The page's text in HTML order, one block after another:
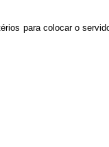
para colocar o